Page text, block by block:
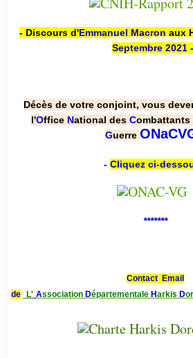
- Discours d'Emmanuel Macron aux
Septembre 2021 -
Décès de votre conjoint, vous
l'Office National des Combattants
Guerre
- Cliquez ci-
*******
Contact Email
de
L' Association Départementale Harkis D